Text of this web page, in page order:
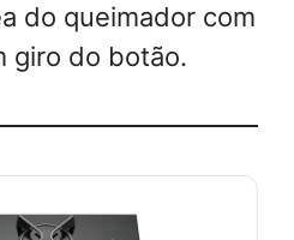
do queimador com
giro do botão.